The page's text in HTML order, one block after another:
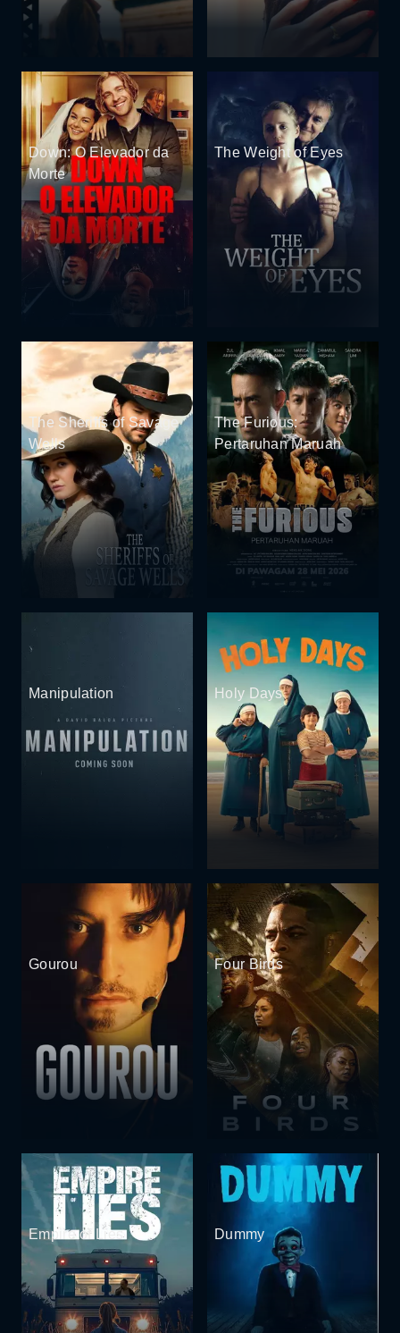
Down: O Elevador da
Morte
The Weight of Eyes
The Sheriffs of Savage
Wells
The Furious:
Pertaruhan Maruah
Manipulation Holy Days
Gourou Four Birds
Empire of Lies Dummy